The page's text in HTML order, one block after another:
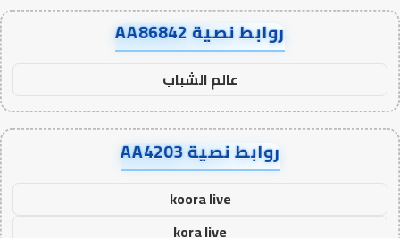
روابط نصية AA86842
عالم الشباب
روابط نصية AA4203
koora live
kora live